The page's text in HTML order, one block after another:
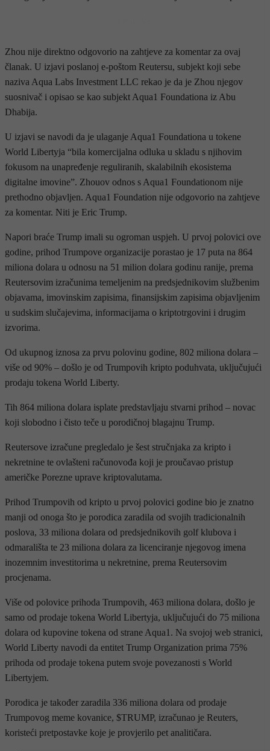
Zhou nije direktno odgovorio na zahtjeve za komentar za ovaj
članak. U izjavi poslanoj e-poštom Reutersu, subjekt koji sebe
naziva Aqua Labs Investment LLC rekao je da je Zhou njegov
suosnivač i opisao se kao subjekt Aqua1 Foundationa iz Abu
Dhabija.
U izjavi se navodi da je ulaganje Aqua1 Foundationa u tokene
World Libertyja “bila komercijalna odluka u skladu s njihovim
fokusom na unapređenje reguliranih, skalabilnih ekosistema
digitalne imovine”. Zhouov odnos s Aqua1 Foundationom nije
prethodno objavljen. Aqua1 Foundation nije odgovorio na zahtjeve
za komentar. Niti je Eric Trump.
Napori braće Trump imali su ogroman uspjeh. U prvoj polovici ove
godine, prihod Trumpove organizacije porastao je 17 puta na 864
miliona dolara u odnosu na 51 milion dolara godinu ranije, prema
Reutersovim izračunima temeljenim na predsjednikovim službenim
objavama, imovinskim zapisima, finansijskim zapisima objavljenim
u sudskim slučajevima, informacijama o kriptotrgovini i drugim
izvorima.
Od ukupnog iznosa za prvu polovinu godine, 802 miliona dolara –
više od 90% – došlo je od Trumpovih kripto poduhvata, uključujući
prodaju tokena World Liberty.
Tih 864 miliona dolara isplate predstavljaju stvarni prihod – novac
koji slobodno i čisto teče u porodičnoj blagajnu Trump.
Reutersove izračune pregledalo je šest stručnjaka za kripto i
nekretnine te ovlašteni računovođa koji je proučavao pristup
američke Porezne uprave kriptovalutama.
Prihod Trumpovih od kripto u prvoj polovici godine bio je znatno
manji od onoga što je porodica zaradila od svojih tradicionalnih
poslova, 33 miliona dolara od predsjednikovih golf klubova i
odmarališta te 23 miliona dolara za licenciranje njegovog imena
inozemnim investitorima u nekretnine, prema Reutersovim
procjenama.
Više od polovice prihoda Trumpovih, 463 miliona dolara, došlo je
samo od prodaje tokena World Libertyja, uključujući do 75 miliona
dolara od kupovine tokena od strane Aqua1. Na svojoj web stranici,
World Liberty navodi da entitet Trump Organization prima 75%
prihoda od prodaje tokena putem svoje povezanosti s World
Libertyjem.
Porodica je također zaradila 336 miliona dolara od prodaje
Trumpovog meme kovanice, $TRUMP, izračunao je Reuters,
koristeći pretpostavke koje je provjerilo pet analitičara.